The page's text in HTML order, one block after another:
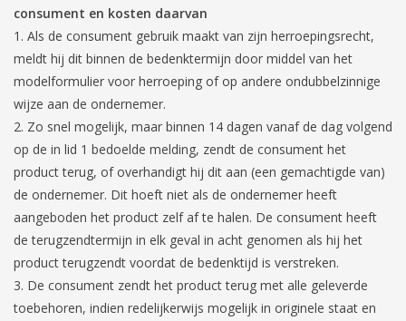
consument en kosten daarvan
Als de consument gebruik maakt van zijn herroepingsrecht,
meldt hij dit binnen de bedenktermijn door middel van het
modelformulier voor herroeping of op andere ondubbelzinnige
wijze aan de ondernemer.
Zo snel mogelijk, maar binnen 14 dagen vanaf de dag volgend
op de in lid 1 bedoelde melding, zendt de consument het
product terug, of overhandigt hij dit aan (een gemachtigde van)
de ondernemer. Dit hoeft niet als de ondernemer heeft
aangeboden het product zelf af te halen. De consument heeft
de terugzendtermijn in elk geval in acht genomen als hij het
product terugzendt voordat de bedenktijd is verstreken.
De consument zendt het product terug met alle geleverde
toebehoren, indien redelijkerwijs mogelijk in originele staat en